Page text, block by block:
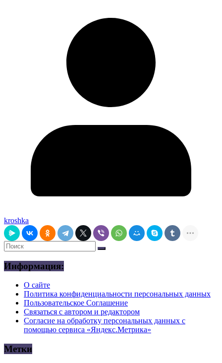
kroshka
Информация:
О сайте
Политика конфиденциальности персональных данных
Пользовательское Соглашение
Связаться с автором и редактором
Согласие на обработку персональных данных с
помощью сервиса «Яндекс.Метрика»
Метки